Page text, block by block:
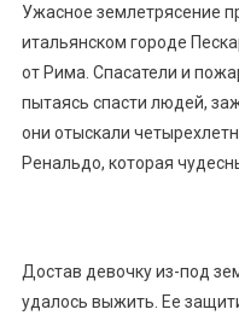
Ужасное землетрясение
итальянском городе
от Рима. Спасатели и
пытаясь спасти людей,
они отыскали
Ренальдо, которая
Достав девочку из-под
удалось выжить. Ее